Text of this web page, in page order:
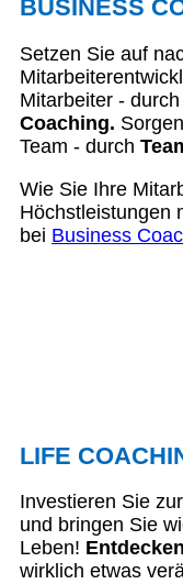
BUSINESS
Setzen Sie auf
Mitarbeiter - durch
Coaching.
Team - durch
Wie Sie Ihre
Höchstleistungen
bei Business
LIFE
Investieren Sie
und bringen Sie
Leben!
wirklich etwas